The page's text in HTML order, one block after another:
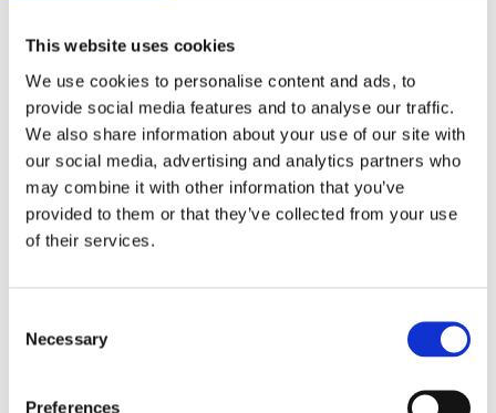
This website uses cookies
We use cookies to personalise content and ads, to
provide social media features and to analyse our traffic.
We also share information about your use of our site with
our social media, advertising and analytics partners who
may combine it with other information that you’ve
provided to them or that they’ve collected from your use
of their services.
Selection
Necessary
Preferences
BESKRIVNING
Shoreham är en skulptural fåtölj med ett
uttrycksfullt formspråk som genast fångar
känns både kraftfull och inbjudande, och som ger
stolen en tydlig närvaro i rummet oavsett var den
att framhäva stolens karaktär och skapa ett